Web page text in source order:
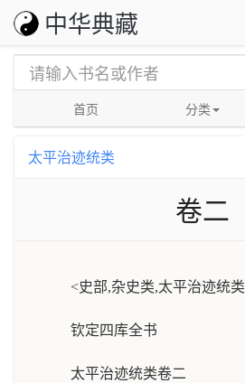
中华典藏
首页 分类
太平治迹统类
卷二
<史部,杂史类,太平治迹统类
钦定四库全书
太平治迹统类卷二